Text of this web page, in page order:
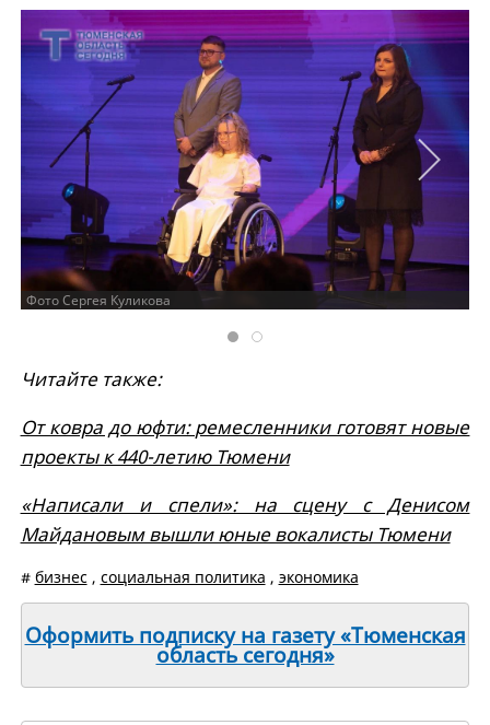
Фото Сергея Куликова
Читайте также:
От ковра до юфти: ремесленники готовят новые
проекты к 440-летию Тюмени
«Написали и спели»: на сцену с Денисом
Майдановым вышли юные вокалисты Тюмени
# бизнес , социальная политика , экономика
Оформить подписку на газету «Тюменская
область сегодня»